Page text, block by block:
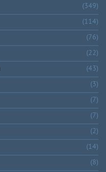
(349)
(114)
(76)
(22)
(43)
(3)
(7)
(7)
(2)
(14)
(8)